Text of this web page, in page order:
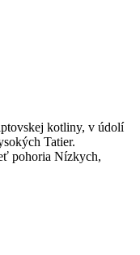
kotliny, v údolí
Tatier.
pohoria Nízkych,